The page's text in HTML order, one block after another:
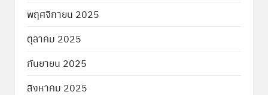
พฤศจิกายน 2025
ตุลาคม 2025
กันยายน 2025
สิงหาคม 2025